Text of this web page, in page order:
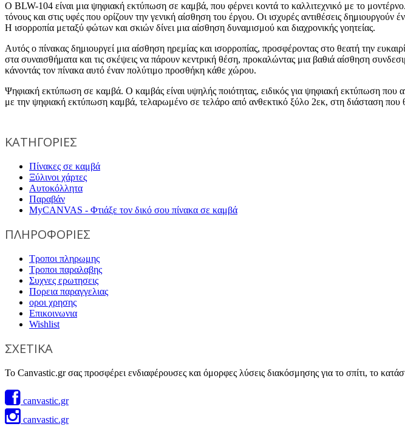
Ο BLW-104 είναι μια ψηφιακή εκτύπωση σε καμβά, που φέρνει κοντά το καλλιτεχνικό με το
τόνους και στις υφές που ορίζουν την γενική αίσθηση του έργου. Οι ισχυρές αντιθέσεις
Η ισορροπία μεταξύ φώτων και σκιών δίνει μια αίσθηση δυναμισμού και διαχρονικής γοητείας.
Αυτός ο πίνακας δημιουργεί μια αίσθηση ηρεμίας και ισορροπίας, προσφέροντας στο θεατή την
στα συναισθήματα και τις σκέψεις να πάρουν κεντρική θέση, προκαλώντας μια βαθιά αίσθηση
κάνοντάς τον πίνακα αυτό έναν πολύτιμο προσθήκη κάθε χώρου.
Ψηφιακή εκτύπωση σε καμβά. Ο καμβάς είναι υψηλής ποιότητας, ειδικός για ψηφιακή εκτύπωση
με την ψηφιακή εκτύπωση καμβά, τελαρωμένο σε τελάρο από ανθεκτικό ξύλο 2εκ, στη διάσταση που
ΚΑΤΗΓΟΡΙΕΣ
Πίνακες σε καμβά
Ξύλινοι χάρτες
Αυτοκόλλητα
Παραβάν
MyCANVAS - Φτιάξε τον δικό σου πίνακα σε καμβά
ΠΛΗΡΟΦΟΡΙΕΣ
Τροποι πληρωμης
Τροποι παραλαβης
Συχνες ερωτησεις
Πορεια παραγγελιας
οροι χρησης
Επικοινωνια
Wishlist
ΣΧΕΤΙΚΑ
Το Canvastic.gr σας προσφέρει ενδιαφέρουσες και όμορφες λύσεις διακόσμησης για το σπίτι, το
canvastic.gr
canvastic.gr